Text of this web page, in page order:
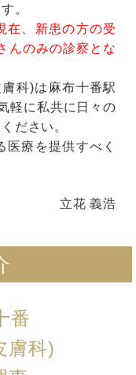
。
在、新患の方の受
んのみの診察とな
科)は麻布十番駅
軽に私共に日々の
ださい。
療を提供すべく
立花 義浩
番
膚科)